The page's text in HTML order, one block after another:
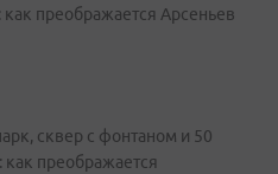
как преображается Арсеньев
сквер с фонтаном и 50
как преображается